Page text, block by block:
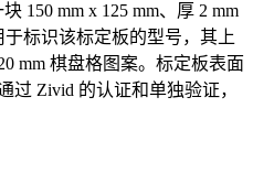
150 mm x 125 mm、厚 2 mm
标识该标定板的型号，其上
mm 棋盘格图案。标定板表面
过 Zivid 的认证和单独验证，